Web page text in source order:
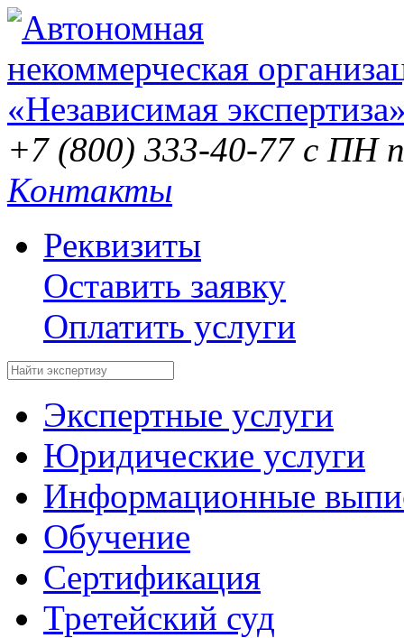
+7 (800) 333-40-77 с ПН
Контакты
Реквизиты
Оставить заявку
Оплатить услуги
Экспертные услуги
Юридические услуги
Информационные
Обучение
Сертификация
Третейский суд